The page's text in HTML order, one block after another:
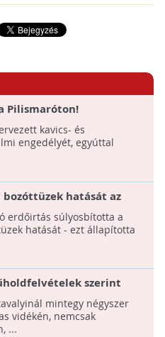
Pilismaróton!
kavics- és
engedélyét, egyúttal
hatását az
erdőirtás súlyosbította a
hatását - ezt állapította
szerint
mint tavalymintegy négyszer
vidékén, nemcsak
...